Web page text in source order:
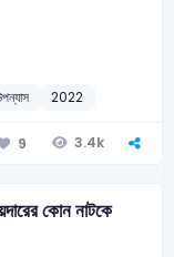
2022
9 3.4k
কোন নাটকে